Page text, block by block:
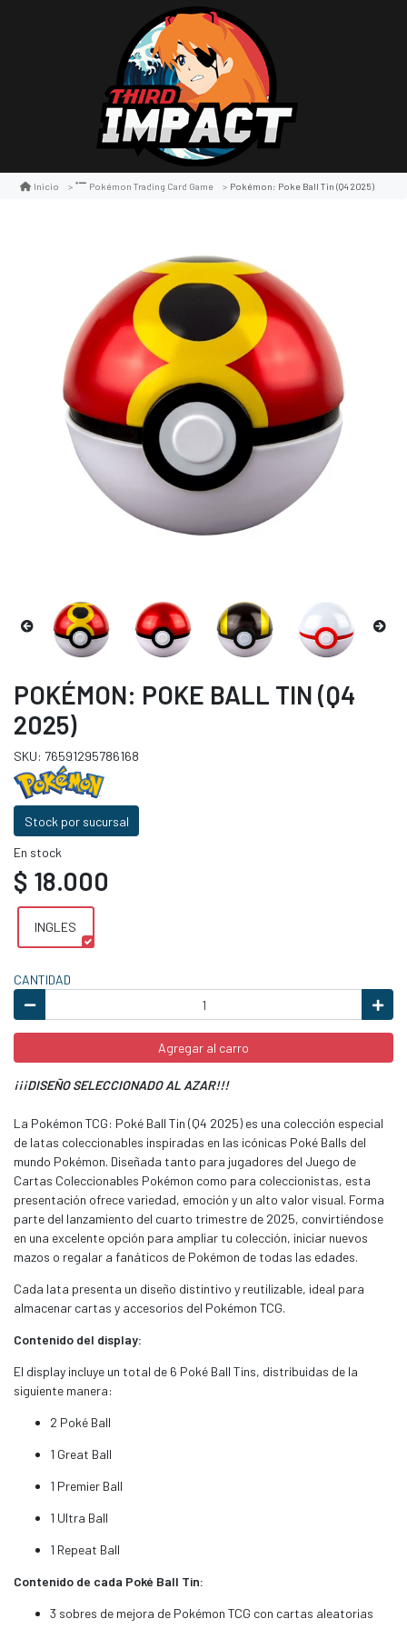
Inicio Pokémon Trading Card Game Pokémon: Poke Ball Tin (q4 2025)
POKÉMON: POKE BALL TIN (Q4
2025)
SKU: 76591295786168
Stock por sucursal
En stock
$ 18.000
INGLES
CANTIDAD
Agregar al carro
¡¡¡DISEÑO SELECCIONADO AL AZAR!!!
La Pokémon TCG: Poké Ball Tin (Q4 2025) es una colección especial
de latas coleccionables inspiradas en las icónicas Poké Balls del
mundo Pokémon. Diseñada tanto para jugadores del Juego de
Cartas Coleccionables Pokémon como para coleccionistas, esta
presentación ofrece variedad, emoción y un alto valor visual. Forma
parte del lanzamiento del cuarto trimestre de 2025, convirtiéndose
en una excelente opción para ampliar tu colección, iniciar nuevos
mazos o regalar a fanáticos de Pokémon de todas las edades.
Cada lata presenta un diseño distintivo y reutilizable, ideal para
almacenar cartas y accesorios del Pokémon TCG.
Contenido del display:
El display incluye un total de 6 Poké Ball Tins, distribuidas de la
siguiente manera:
2 Poké Ball
1 Great Ball
1 Premier Ball
1 Ultra Ball
1 Repeat Ball
Contenido de cada Poké Ball Tin:
3 sobres de mejora de Pokémon TCG con cartas aleatorias